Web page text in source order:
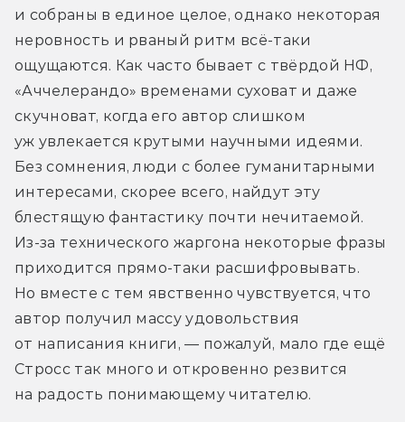
и собраны в единое целое, однако некоторая
неровность и рваный ритм всё-таки
ощущаются. Как часто бывает с твёрдой НФ,
«Аччелерандо» временами суховат и даже
скучноват, когда его автор слишком
уж увлекается крутыми научными идеями.
Без сомнения, люди с более гуманитарными
интересами, скорее всего, найдут эту
блестящую фантастику почти нечитаемой.
Из-за технического жаргона некоторые фразы
приходится прямо-таки расшифровывать.
Но вместе с тем явственно чувствуется, что
автор получил массу удовольствия
от написания книги, — пожалуй, мало где ещё
Стросс так много и откровенно резвится
на радость понимающему читателю.